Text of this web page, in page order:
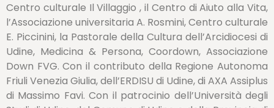
Centro culturale Il Villaggio , il Centro di Aiuto alla Vita,
l’Associazione universitaria A. Rosmini, Centro culturale
E. Piccinini, la Pastorale della Cultura dell’Arcidiocesi di
Udine, Medicina & Persona, Coordown, Associazione
Down FVG. Con il contributo della Regione Autonoma
Friuli Venezia Giulia, dell’ERDISU di Udine, di AXA Assiplus
di Massimo Favi. Con il patrocinio dell’Università degli